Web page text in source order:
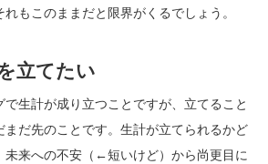
もこのままだと限界がくるでしょう。
立てたい
生計が成り立つことですが、立てること
まだ先のことです。生計が立てられるかど
未来への不安（←短いけど）から尚更目に